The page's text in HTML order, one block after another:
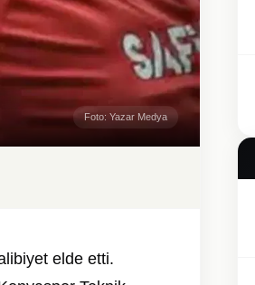
Foto: Yazar Medya
elde etti.